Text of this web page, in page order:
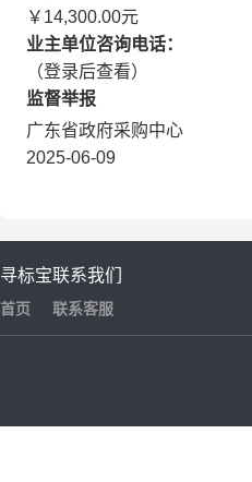
￥14,300.00元
业主单位咨询电话：
（登录后查看）
监督举报
广东省政府采购中心
2025-06-09
寻标宝
首页
联系我们
联系客服